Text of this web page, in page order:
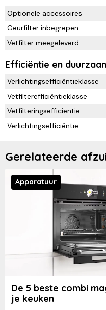
Optionele accessoires
Geurfilter inbegrepen
Vetfilter meegeleverd
Efficiëntie en
Verlichtingsefficiëntieklasse
Vetfilterefficiëntieklasse
Vetfilteringsefficiëntie
Verlichtingsefficiëntie
Gerelateerde
Apparatuur
De 5 beste combi
je keuken